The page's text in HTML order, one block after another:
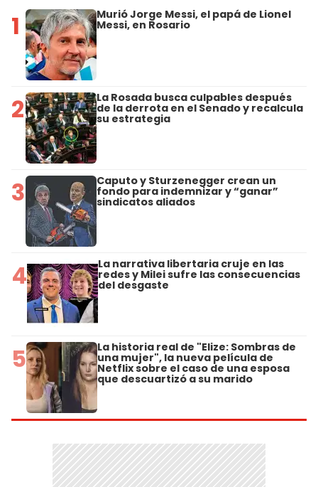
1 Murió Jorge Messi, el papá de Lionel
Messi, en Rosario
2 La Rosada busca culpables después
de la derrota en el Senado y recalcula
su estrategia
3 Caputo y Sturzenegger crean un
fondo para indemnizar y “ganar”
sindicatos aliados
4 La narrativa libertaria cruje en las
redes y Milei sufre las consecuencias
del desgaste
5 La historia real de "Elize: Sombras de
una mujer", la nueva película de
Netflix sobre el caso de una esposa
que descuartizó a su marido